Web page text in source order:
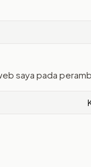
saya pada